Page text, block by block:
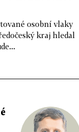
osobní vlaky
kraj hledal